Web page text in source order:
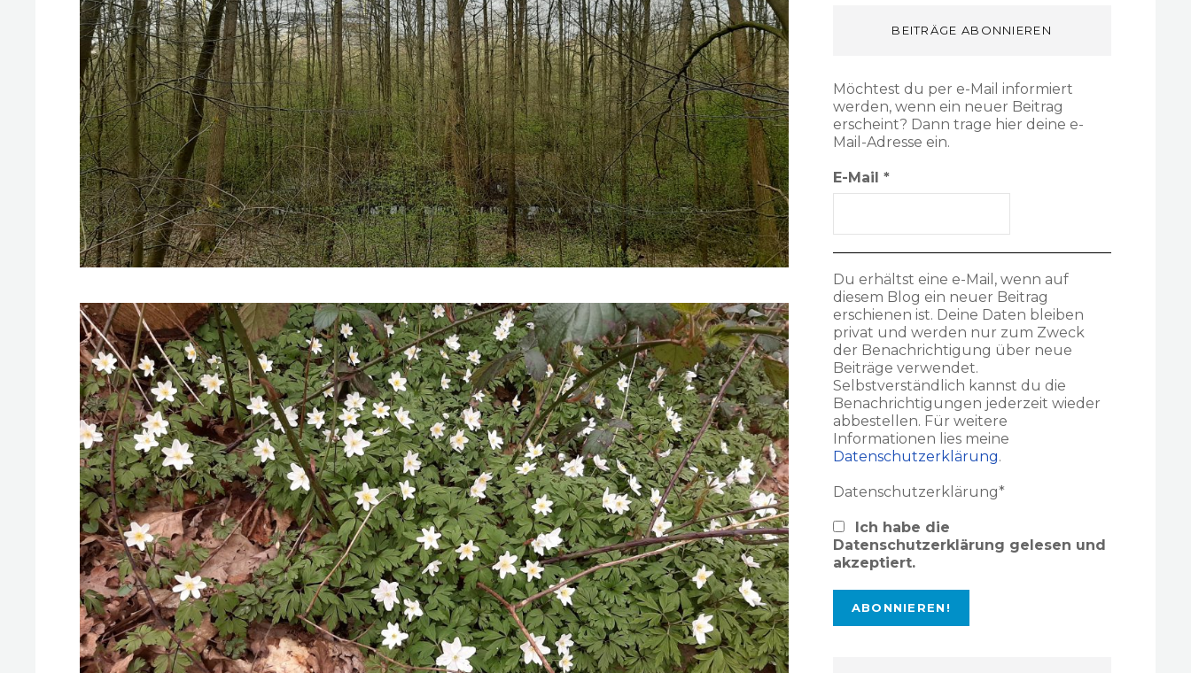
BEITRÄGE ABONNIEREN
Möchtest du per e-Mail informiert
werden, wenn ein neuer Beitrag
erscheint? Dann trage hier deine e-
Mail-Adresse ein.
E-Mail *
Du erhältst eine e-Mail, wenn auf
diesem Blog ein neuer Beitrag
erschienen ist. Deine Daten bleiben
privat und werden nur zum Zweck
der Benachrichtigung über neue
Beiträge verwendet.
Selbstverständlich kannst du die
Benachrichtigungen jederzeit wieder
abbestellen. Für weitere
Informationen lies meine
Datenschutzerklärung.
Datenschutzerklärung*
Ich habe die
Datenschutzerklärung gelesen und
akzeptiert.